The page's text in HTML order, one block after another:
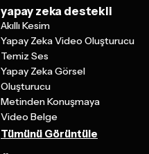
yapay zeka destekli
Akıllı Kesim
Yapay Zeka Video Oluşturucu
Temiz Ses
Yapay Zeka Görsel
Oluşturucu
Metinden Konuşmaya
Video Belge
Tümünü Görüntüle